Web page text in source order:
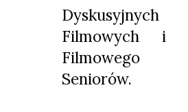
Dyskusyjnych
Filmowych i
Filmowego
Seniorów.